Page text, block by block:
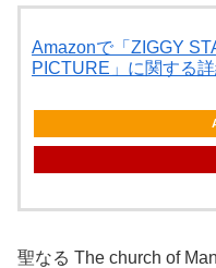
Amazonで「ZIGGY
PICTURE」に関する
聖なる The church of